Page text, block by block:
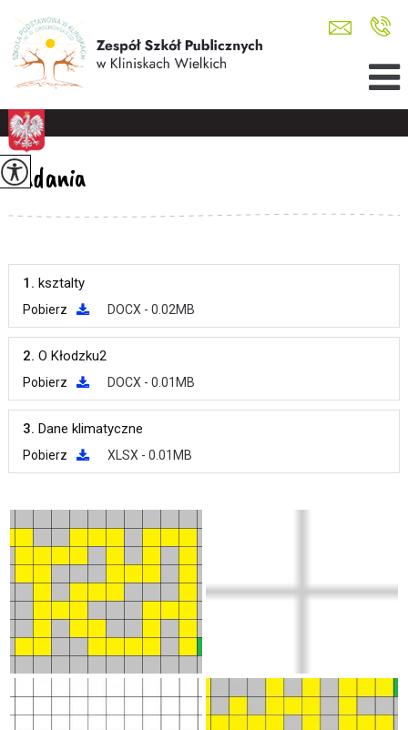
Zadania
1. ksztalty
Pobierz DOCX - 0.02MB
2. O Kłodzku2
Pobierz DOCX - 0.01MB
3. Dane klimatyczne
Pobierz XLSX - 0.01MB